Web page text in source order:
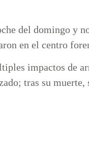
del domingo y
en el centro
impactos de
tras su